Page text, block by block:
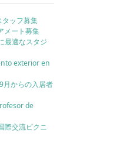
タッフ募集
メート募集
最適なスタジ
exterior en
月からの入居者
de
際交流ピクニ